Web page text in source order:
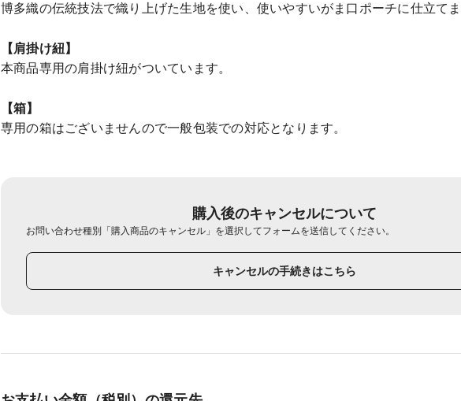
博多織の伝統技法で織り上げた生地を使い、使いやすいがま口ポーチに仕立て
【肩掛け紐】
本商品専用の肩掛け紐がついています。
【箱】
専用の箱はございませんので一般包装での対応となります。
購入後のキャンセルについて
お問い合わせ種別「購入商品のキャンセル」を選択してフォームを送信してください。
キャンセルの手続きはこちら